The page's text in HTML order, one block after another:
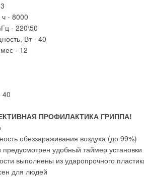
- 8000
- 220\50
Вт - 40
- 12
40
ПРОФИЛАКТИКА ГРИППА!
обеззараживания воздуха (до 99%)
удобный таймер
выполнены из ударопрочного
для людей